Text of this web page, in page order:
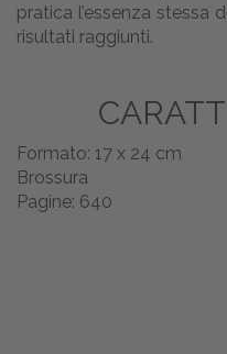
pratica l’essenza stessa
risultati raggiunti.
Formato: 17 x 24 cm
Brossura
Pagine: 640